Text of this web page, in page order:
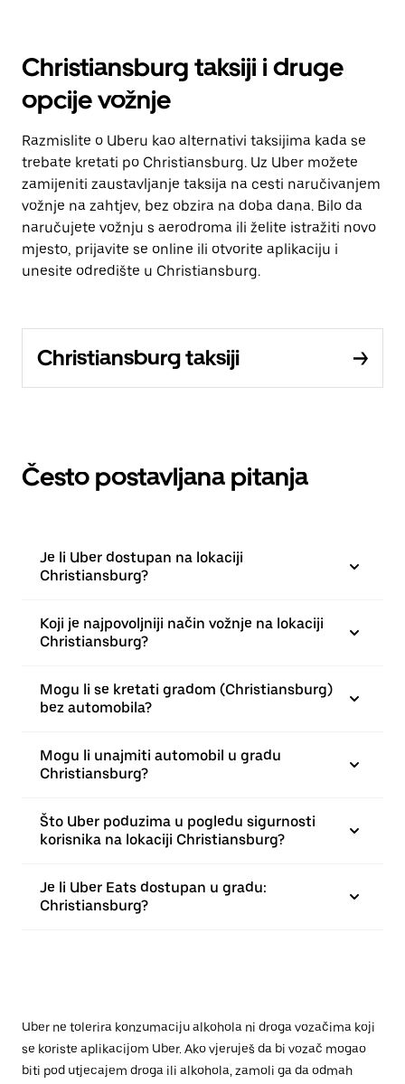
Christiansburg taksiji i druge
opcije vožnje
Razmislite o Uberu kao alternativi taksijima kada se
trebate kretati po Christiansburg. Uz Uber možete
zamijeniti zaustavljanje taksija na cesti naručivanjem
vožnje na zahtjev, bez obzira na doba dana. Bilo da
naručujete vožnju s aerodroma ili želite istražiti novo
mjesto, prijavite se online ili otvorite aplikaciju i
unesite odredište u Christiansburg.
Christiansburg taksiji
Često postavljana pitanja
Je li Uber dostupan na lokaciji
Christiansburg?
Koji je najpovoljniji način vožnje na lokaciji
Christiansburg?
Mogu li se kretati gradom (Christiansburg)
bez automobila?
Mogu li unajmiti automobil u gradu
Christiansburg?
Što Uber poduzima u pogledu sigurnosti
korisnika na lokaciji Christiansburg?
Je li Uber Eats dostupan u gradu:
Christiansburg?
Uber ne tolerira konzumaciju alkohola ni droga vozačima koji
se koriste aplikacijom Uber. Ako vjeruješ da bi vozač mogao
biti pod utjecajem droga ili alkohola, zamoli ga da odmah